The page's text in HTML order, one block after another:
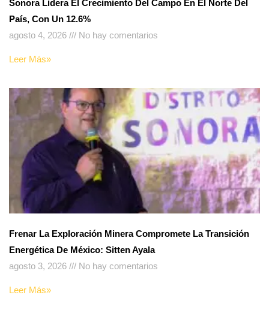
Sonora Lidera El Crecimiento Del Campo En El Norte Del
País, Con Un 12.6%
agosto 4, 2026
No hay comentarios
Leer Más»
Frenar La Exploración Minera Compromete La Transición
Energética De México: Sitten Ayala
agosto 3, 2026
No hay comentarios
Leer Más»